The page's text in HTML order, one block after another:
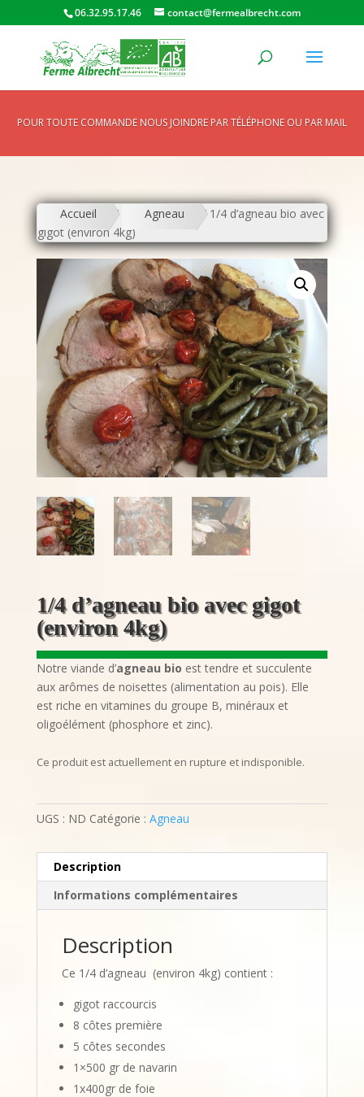
06.32.95.17.46 contact@fermealbrecht.com
POUR TOUTE COMMANDE NOUS JOINDRE PAR TÉLÉPHONE OU PAR MAIL
Accueil / Agneau
/ 1/4 d’agneau bio avec
gigot (environ 4kg)
1/4 d’agneau bio avec gigot
(environ 4kg)
Notre viande d’agneau bio est tendre et succulente
aux arômes de noisettes (alimentation au pois). Elle
est riche en vitamines du groupe B, minéraux et
oligoélément (phosphore et zinc).
Ce produit est actuellement en rupture et indisponible.
UGS : ND Catégorie : Agneau
Description
Informations complémentaires
Description
Ce 1/4 d’agneau (environ 4kg) contient :
gigot raccourcis
8 côtes première
5 côtes secondes
1×500 gr de navarin
1x400gr de foie